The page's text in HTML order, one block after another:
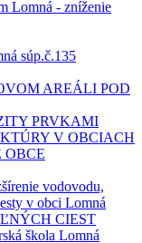
Lomná - zníženie
súp.č.135
AREÁLI POD
PRVKAMI
V OBCIACH
OBCE
vodovodu,
v obci Lomná
CIEST
škola Lomná